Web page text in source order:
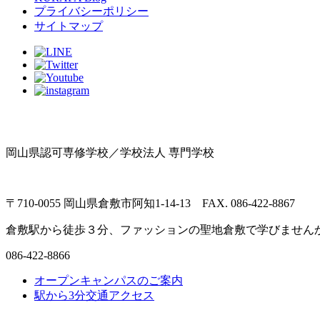
プライバシーポリシー
サイトマップ
岡山県認可専修学校／学校法人 専門学校
〒710-0055 岡山県倉敷市阿知1-14-13 FAX. 086-422-8867
倉敷駅から徒歩３分、ファッションの聖地倉敷で学びません
086-422-8866
オープンキャンパスのご案内
駅から3分交通アクセス